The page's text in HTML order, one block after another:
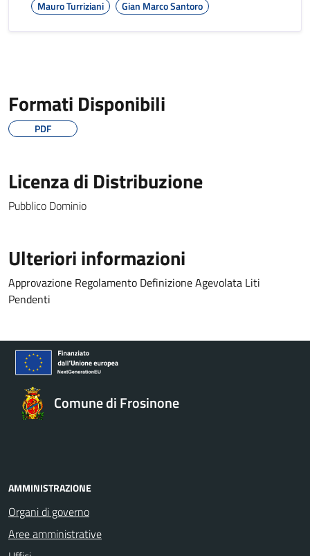
Mauro Turriziani Gian Marco Santoro
Formati Disponibili
PDF
Licenza di Distribuzione
Pubblico Dominio
Ulteriori informazioni
Approvazione Regolamento Definizione Agevolata Liti
Pendenti
Comune di Frosinone
AMMINISTRAZIONE
Organi di governo
Aree amministrative